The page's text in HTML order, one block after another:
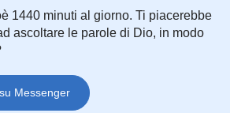
1440 minuti al giorno. Ti piacerebbe
ascoltare le parole di Dio, in modo
Messenger